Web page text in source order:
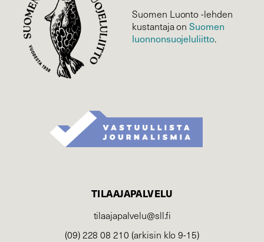
Suomen Luonto -lehden
kustantaja onSuomen
luonnonsuojelu­liitto.
TILAAJAPALVELU
tilaajapalvelu@sll.fi
(09) 228 08 210 (arkisin klo 9-15)